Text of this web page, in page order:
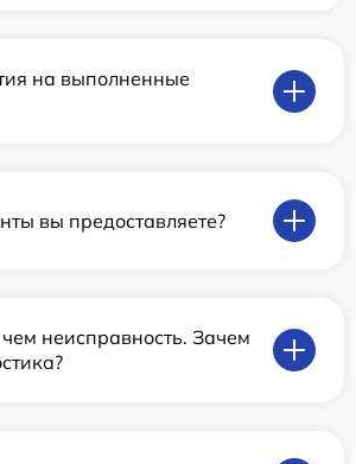
на выполненные
вы предоставляете?
неисправность. Зачем